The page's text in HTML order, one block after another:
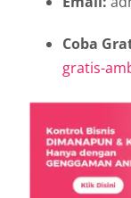
Coba
gratis-